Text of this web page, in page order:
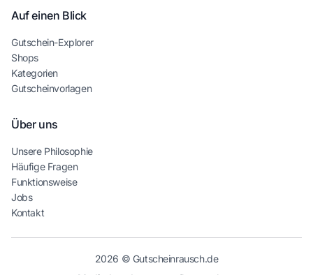
Auf einen Blick
Gutschein-Explorer
Shops
Kategorien
Gutscheinvorlagen
Über uns
Unsere Philosophie
Häufige Fragen
Funktionsweise
Jobs
Kontakt
2026 © Gutscheinrausch.de